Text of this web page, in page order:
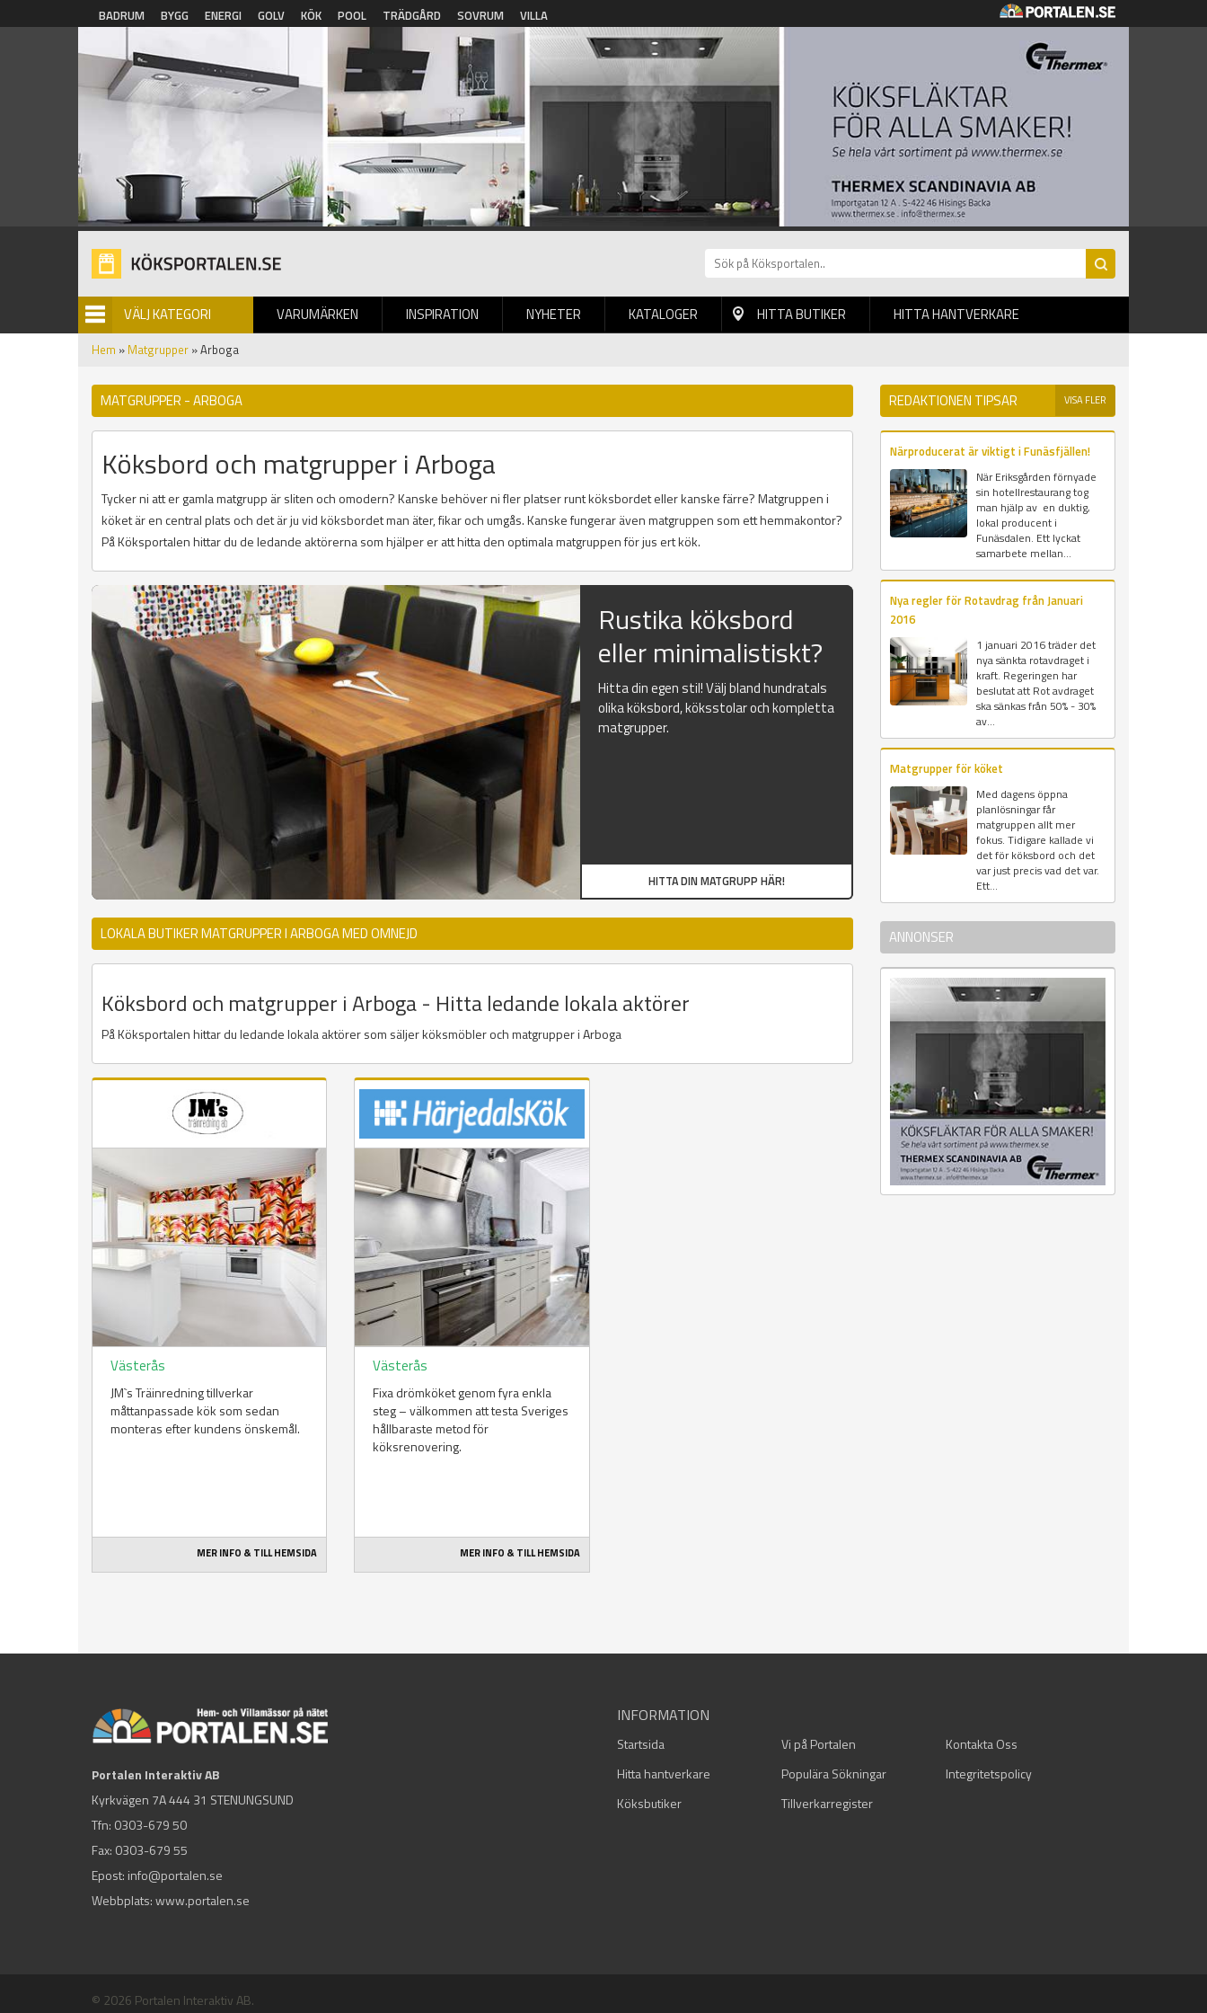
Hoppa till huvudinnehåll
BADRUM BYGG ENERGI GOLV KÖK POOL TRÄDGÅRD SOVRUM VILLA
VÄLJ KATEGORI VARUMÄRKEN INSPIRATION NYHETER
BILDGALLERI KATALOGER HITTA BUTIKER HITTA HANTVERKARE
Hem » Matgrupper » Arboga
MATGRUPPER - ARBOGA
Köksbord och matgrupper i Arboga
Tycker ni att er gamla matgrupp är sliten och omodern? Kanske behöver ni fler platser runt köksbordet eller kanske färre? Matgruppen i
köket är en central plats och det är ju vid köksbordet man äter, fikar och umgås. Kanske fungerar även matgruppen som ett hemmakontor?
På Köksportalen hittar du de ledande aktörerna som hjälper er att hitta den optimala matgruppen för jus ert kök.
Rustika köksbord
eller minimalistiskt?
Hitta din egen stil! Välj bland hundratals
olika köksbord, köksstolar och kompletta
matgrupper.
HITTA DIN MATGRUPP HÄR!
LOKALA BUTIKER MATGRUPPER I ARBOGA MED OMNEJD
Köksbord och matgrupper i Arboga - Hitta ledande lokala aktörer
På Köksportalen hittar du ledande lokala aktörer som säljer köksmöbler och matgrupper i Arboga
Västerås
JM`s Träinredning tillverkar
måttanpassade kök som sedan
monteras efter kundens önskemål.
MER INFO & TILL HEMSIDA
Västerås
Fixa drömköket genom fyra enkla
steg – välkommen att testa Sveriges
hållbaraste metod för
köksrenovering.
MER INFO & TILL HEMSIDA
REDAKTIONEN TIPSAR VISA FLER
Närproducerat är viktigt i Funäsfjällen!
När Eriksgården förnyade
sin hotellrestaurang tog
man hjälp av en duktig,
lokal producent i
Funäsdalen. Ett lyckat
samarbete mellan...
Nya regler för Rotavdrag från Januari
2016
1 januari 2016 träder det
nya sänkta rotavdraget i
kraft. Regeringen har
beslutat att Rot avdraget
ska sänkas från 50% - 30%
av...
Matgrupper för köket
Med dagens öppna
planlösningar får
matgruppen allt mer
fokus. Tidigare kallade vi
det för köksbord och det
var just precis vad det var.
Ett...
ANNONSER
Portalen Interaktiv AB
Kyrkvägen 7A 444 31 STENUNGSUND
Tfn: 0303-679 50
Fax: 0303-679 55
Epost: info@portalen.se
Webbplats: www.portalen.se
INFORMATION
Startsida Vi på Portalen
Kontakta Oss
Hitta hantverkare
Populära Sökningar
Integritetspolicy
Köksbutiker
Tillverkarregister
© 2026 Portalen Interaktiv AB.